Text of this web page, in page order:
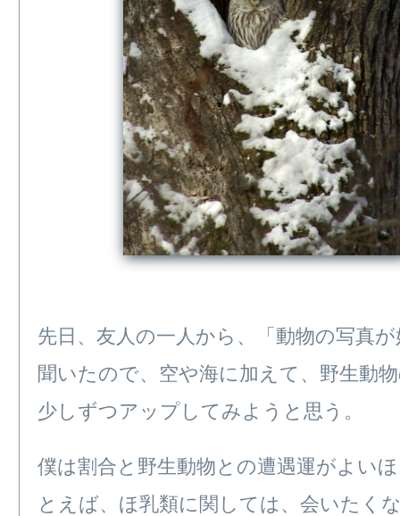
先日、友人の一人から、「動物の写真
聞いたので、空や海に加えて、野生動
少しずつアップしてみようと思う。
僕は割合と野生動物との遭遇運がよい
とえば、ほ乳類に関しては、会いたく